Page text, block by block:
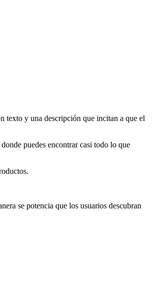
texto y una descripción que incitan a que el
donde puedes encontrar casi todo lo que
se potencia que los usuarios descubran